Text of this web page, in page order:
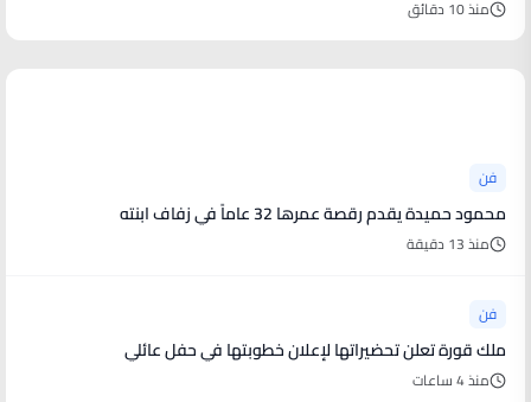
منذ 10 دقائق
فن
محمود حميدة يقدم رقصة عمرها 32 عاماً في زفاف ابنته
منذ 13 دقيقة
فن
ملك قورة تعلن تحضيراتها لإعلان خطوبتها في حفل عائلي
منذ 4 ساعات